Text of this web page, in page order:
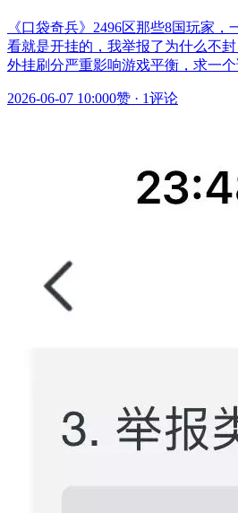
《口袋奇兵》2496区那些8国玩家
看就是开挂的，我举报了为什么不
外挂刷分严重影响游戏平衡，求一个
2026-06-07 10:000赞 · 1评论